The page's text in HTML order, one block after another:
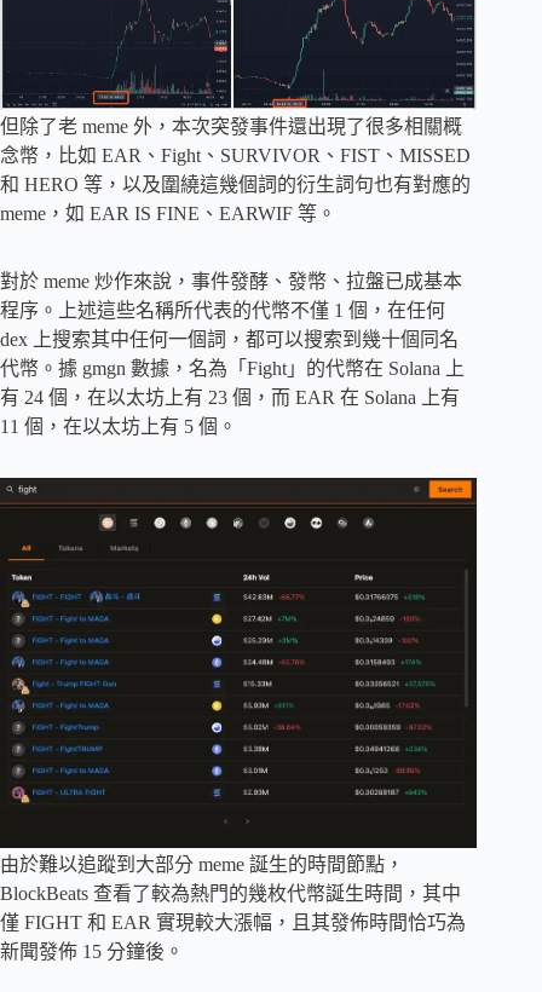
但除了老 meme 外，本次突發事件還出現了很多相關概
念幣，比如 EAR、Fight、SURVIVOR、FIST、MISSED
和 HERO 等，以及圍繞這幾個詞的衍生詞句也有對應的
meme，如 EAR IS FINE、EARWIF 等。
對於 meme 炒作來說，事件發酵、發幣、拉盤已成基本
程序。上述這些名稱所代表的代幣不僅 1 個，在任何
dex 上搜索其中任何一個詞，都可以搜索到幾十個同名
代幣。據 gmgn 數據，名為「Fight」的代幣在 Solana 上
有 24 個，在以太坊上有 23 個，而 EAR 在 Solana 上有
11 個，在以太坊上有 5 個。
由於難以追蹤到大部分 meme 誕生的時間節點，
BlockBeats 查看了較為熱門的幾枚代幣誕生時間，其中
僅 FIGHT 和 EAR 實現較大漲幅，且其發佈時間恰巧為
新聞發佈 15 分鐘後。